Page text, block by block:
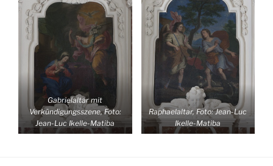
Gabrielaltar mit
Verkündigungsszene, Foto:
Jean-Luc Ikelle-Matiba
Raphaelaltar, Foto: Jean-Luc
Ikelle-Matiba